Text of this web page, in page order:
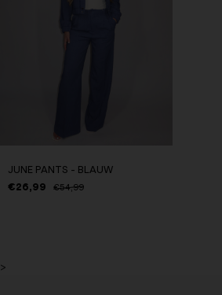
JUNE PANTS - BLAUW
€26,99
€54,99
>